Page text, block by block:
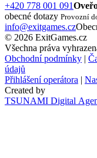
+420 778 001 091
obecné dotazy Provozní
info@exitgames.cz
© 2026 ExitGames.cz
Všechna práva
Obchodní podmínky |
údajů
Přihlášení operátora |
Created by
TSUNAMI Digital